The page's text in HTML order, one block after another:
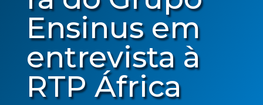
Ensinus em
entrevista à
RTP África